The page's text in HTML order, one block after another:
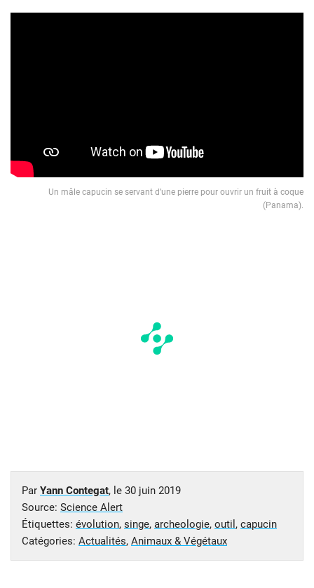
Un mâle capucin se servant d’une pierre pour ouvrir un fruit à coque
(Panama).
Par Yann Contegat, le 30 juin 2019
Source: Science Alert
Étiquettes: évolution, singe, archeologie, outil , capucin
Catégories: Actualités, Animaux & Végétaux